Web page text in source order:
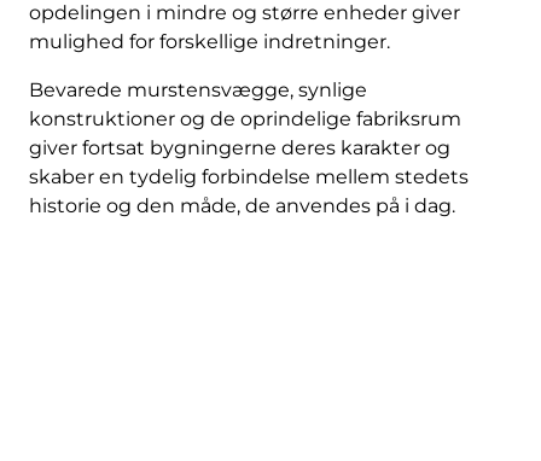
opdelingen i mindre og større enheder giver
mulighed for forskellige indretninger.
Bevarede murstensvægge, synlige
konstruktioner og de oprindelige fabriksrum
giver fortsat bygningerne deres karakter og
skaber en tydelig forbindelse mellem stedets
historie og den måde, de anvendes på i dag.